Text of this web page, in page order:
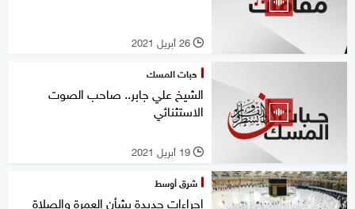
l 26 أبريل 2021
حبات المسك
الشيخ علي جابر.. صاحب الصوت
الاستثنائي
l 19 أبريل 2021
شرق أوسط
إجراءات جديدة بشأن العمرة والصلاة